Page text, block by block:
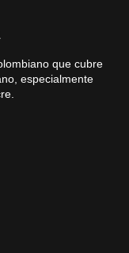
que cubre
especialmente